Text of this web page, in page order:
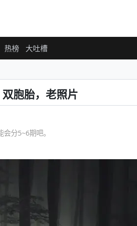
热榜 大吐槽
胞胎，老照片
分5~6期吧。